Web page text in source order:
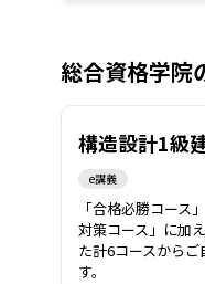
総合資格学院
構造設計1級
e講義
「合格必勝コース
対策コース」に加
た計6コースから
す。